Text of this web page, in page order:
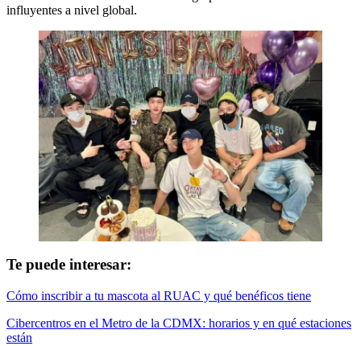
influyentes a nivel global.
Te puede interesar:
Cómo inscribir a tu mascota al RUAC y qué benéficos tiene
Cibercentros en el Metro de la CDMX: horarios y en qué estaciones
están